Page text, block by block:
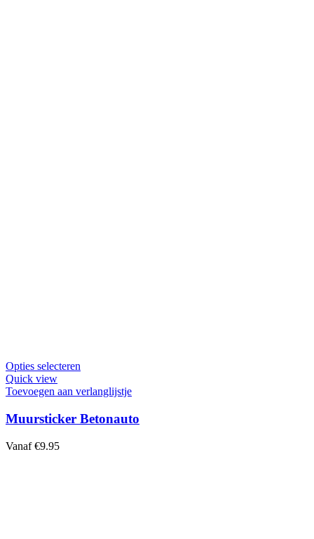
Opties selecteren
heeft
variaties.
Deze
Quick view
Toevoegen aan verlanglijstje
Muursticker Betonauto
Vanaf €9.95